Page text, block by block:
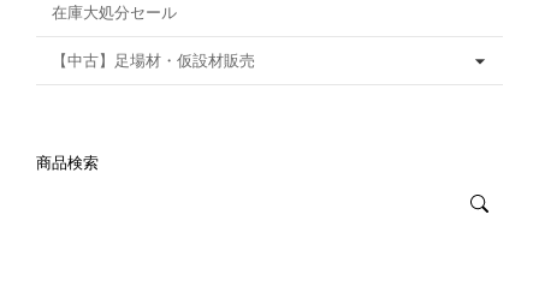
在庫大処分セール
【中古】足場材・仮設材販売
商品検索